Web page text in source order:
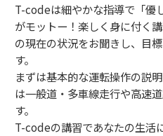
T-codeは細やかな指導で「優
がモットー！楽しく身に付く
の現在の状況をお聞きし、目
す。
まずは基本的な運転操作の説
は一般道・多車線走行や高速
す。
T-codeの講習であなたの生活